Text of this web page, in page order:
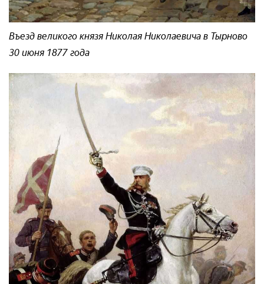
Въезд великого князя Николая Николаевича в Тырново
30 июня 1877 года